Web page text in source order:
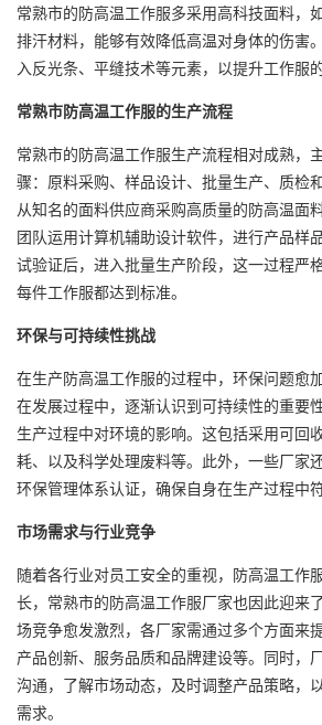
常熟市的防高温工作服多采用高科技面料，
排汗材料，能够有效降低高温对身体的伤害
入反光条、平缝技术等元素，以提升工作服
常熟市防高温工作服的生产流程
常熟市的防高温工作服生产流程相对成熟，
骤：原料采购、样品设计、批量生产、质检
从知名的面料供应商采购高质量的防高温面
团队运用计算机辅助设计软件，进行产品样
试验证后，进入批量生产阶段，这一过程严
每件工作服都达到标准。
环保与可持续性挑战
在生产防高温工作服的过程中，环保问题愈
在发展过程中，逐渐认识到可持续性的重要
生产过程中对环境的影响。这包括采用可回
耗、以及科学处理废料等。此外，一些厂家
环保管理体系认证，确保自身在生产过程中
市场需求与行业竞争
随着各行业对员工安全的重视，防高温工作
长，常熟市的防高温工作服厂家也因此迎来
场竞争愈发激烈，各厂家需通过多个方面来
产品创新、服务品质和品牌建设等。同时，
沟通，了解市场动态，及时调整产品策略，
需求。